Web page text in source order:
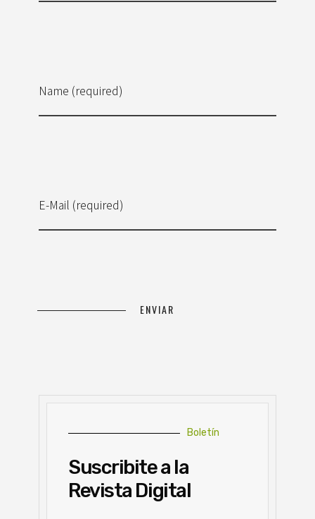
Name (required)
E-Mail (required)
Boletín
Suscribite a la
Revista Digital